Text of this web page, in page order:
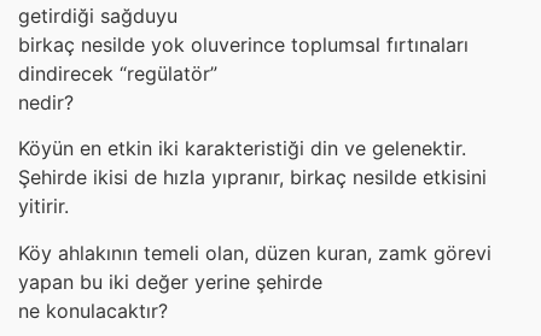
getirdiği sağduyu
birkaç nesilde yok oluverince toplumsal fırtınaları
dindirecek “regülatör”
nedir?
Köyün en etkin iki karakteristiği din ve gelenektir.
Şehirde ikisi de hızla yıpranır, birkaç nesilde etkisini
yitirir.
Köy ahlakının temeli olan, düzen kuran, zamk görevi
yapan bu iki değer yerine şehirde
ne konulacaktır?